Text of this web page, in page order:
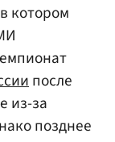
котором
после
из-за
позднее